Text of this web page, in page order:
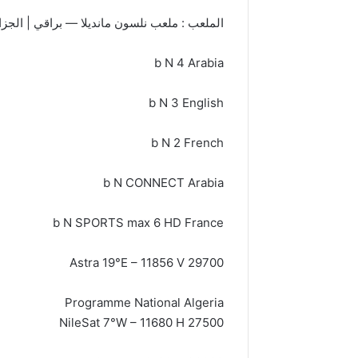
الملعب : ملعب نلسون مانديلا — براقي |
b N 4 Arabia
b N 3 English
b N 2 French
b N CONNECT Arabia
b N SPORTS max 6 HD France
Astra 19°E – 11856 V 29700
Programme National Algeria
NileSat 7°W – 11680 H 27500